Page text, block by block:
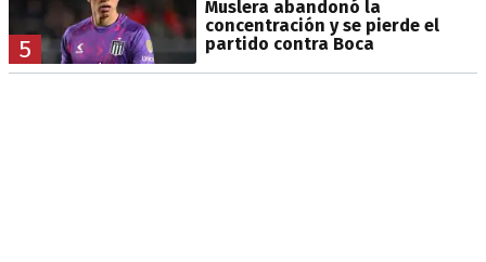
5
Muslera abandonó la
concentración y se pierde el
partido contra Boca